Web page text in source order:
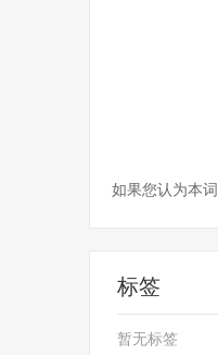
如果您认为本
标签
暂无标签